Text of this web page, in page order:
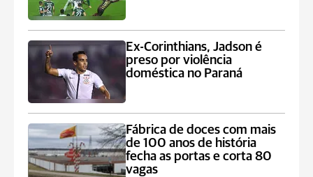
Ex-Corinthians, Jadson é
preso por violência
doméstica no Paraná
Fábrica de doces com mais
de 100 anos de história
fecha as portas e corta 80
vagas